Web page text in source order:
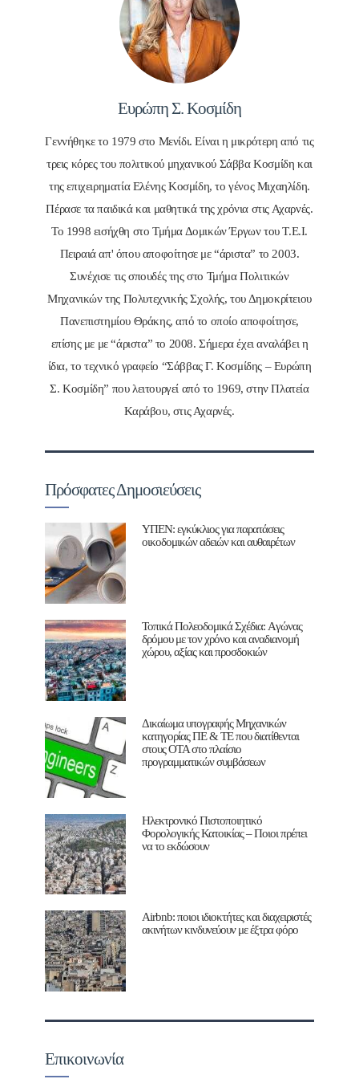
Ευρώπη Σ. Κοσμίδη
Γεννήθηκε το 1979 στο Μενίδι. Είναι η μικρότερη από τις
τρεις κόρες του πολιτικού μηχανικού Σάββα Κοσμίδη και
της επιχειρηματία Ελένης Κοσμίδη, το γένος Μιχαηλίδη.
Πέρασε τα παιδικά και μαθητικά της χρόνια στις Αχαρνές.
Το 1998 εισήχθη στο Τμήμα Δομικών Έργων του Τ.Ε.Ι.
Πειραιά απ' όπου αποφοίτησε με “άριστα” το 2003.
Συνέχισε τις σπουδές της στο Τμήμα Πολιτικών
Μηχανικών της Πολυτεχνικής Σχολής, του Δημοκρίτειου
Πανεπιστημίου Θράκης, από το οποίο αποφοίτησε,
επίσης με με “άριστα” το 2008. Σήμερα έχει αναλάβει η
ίδια, το τεχνικό γραφείο “Σάββας Γ. Κοσμίδης – Ευρώπη
Σ. Κοσμίδη” που λειτουργεί από το 1969, στην Πλατεία
Καράβου, στις Αχαρνές.
Πρόσφατες Δημοσιεύσεις
ΥΠΕΝ: εγκύκλιος για παρατάσεις
οικοδομικών αδειών και αυθαιρέτων
Τοπικά Πολεοδομικά Σχέδια: Aγώνας
δρόμου με τον χρόνο και αναδιανομή
χώρου, αξίας και προσδοκιών
Δικαίωμα υπογραφής Μηχανικών
κατηγορίας ΠΕ & ΤΕ που διατίθενται
στους ΟΤΑ στο πλαίσιο
προγραμματικών συμβάσεων
Ηλεκτρονικό Πιστοποιητικό
Φορολογικής Κατοικίας – Ποιοι πρέπει
να το εκδώσουν
Airbnb: ποιοι ιδιοκτήτες και διαχειριστές
ακινήτων κινδυνεύουν με έξτρα φόρο
Επικοινωνία